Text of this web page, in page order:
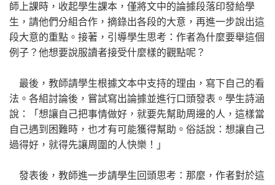
師上課時，收起學生課本，僅將文中的論據段落印發給學
生，請他們分組合作，摘錄出各段的大意，再進一步說出這
段大意的重點。接著，引導學生思考：作者為什麼要舉這個
例子？他想要說服讀者接受什麼樣的觀點呢？
最後，教師請學生根據文本中支持的理由，寫下自己的看
法。各組討論後，嘗試寫出論據並進行口頭發表。學生詩涵
說：「想讓自己把事情做好，就要先幫助周邊的人，這樣當
自己遇到困難時，也才有可能獲得幫助。俗話說：想讓自己
過得好，就得先讓周圍的人快樂！」
發表後，教師進一步請學生回頭思考：那麼，作者對於這